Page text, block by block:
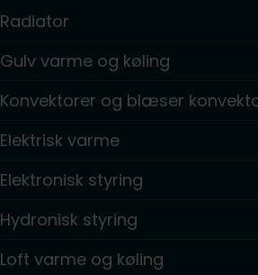
Radiator
Gulv varme og køling
Konvektorer og blæser
Elektrisk varme
Elektronisk styring
Hydronisk styring
Loft varme og køling